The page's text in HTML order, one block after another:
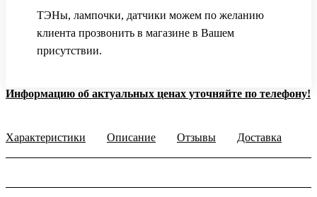
ТЭНы, лампочки, датчики можем по желанию
клиента прозвонить в магазине в Вашем
присутствии.
Информацию об актуальных ценах уточняйте по телефону!
Характеристики Описание Отзывы Доставка